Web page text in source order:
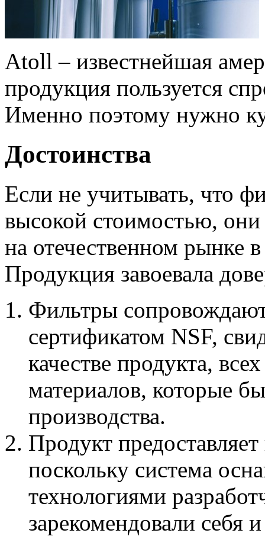
Atoll – известнейшая
продукция пользуется
Именно поэтому нужно
Достоинства
Если не учитывать, что
высокой стоимостью, они
на отечественном рынке
Продукция завоевала
Фильтры
сертификатом NSF,
качестве продукта,
материалов, которые
производства.
Продукт
поскольку система
технологиями
зарекомендовали себя